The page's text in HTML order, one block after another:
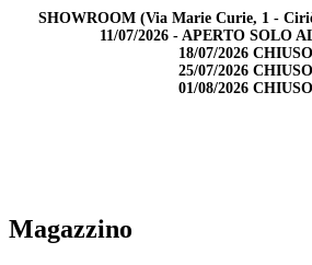
SHOWROOM (Via Marie Curie, 1 -
11/07/2026 - APERTO SOLO
18/07/2026 CHIUSO
25/07/2026 CHIUSO
01/08/2026 CHIUSO
Magazzino